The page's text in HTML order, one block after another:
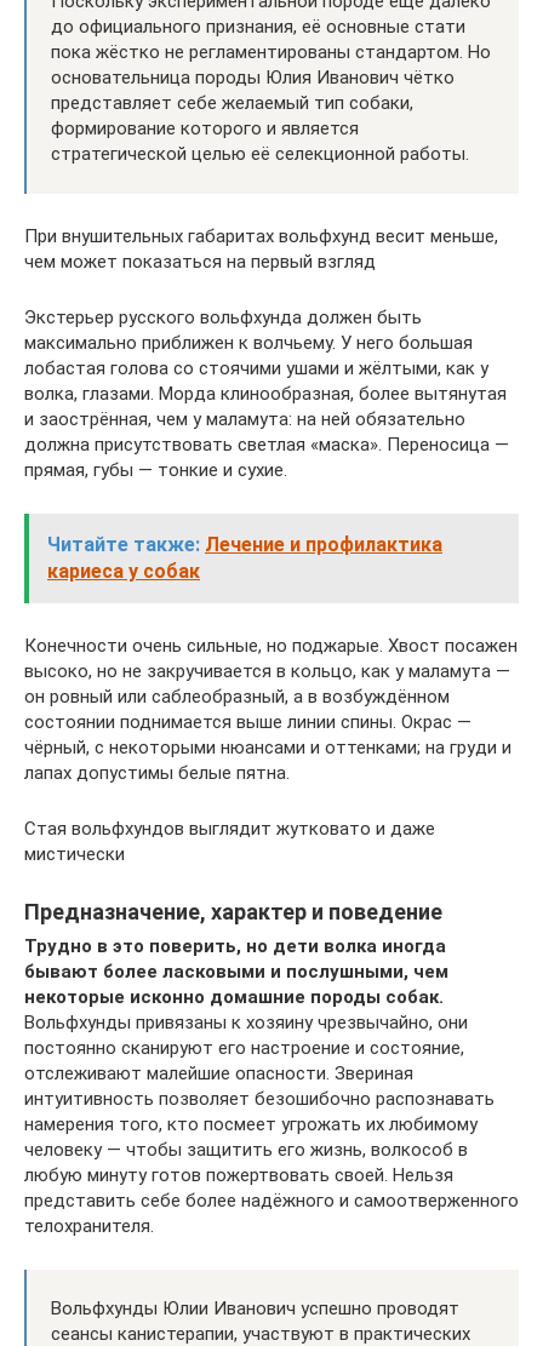
до официального признания, её основные стати
пока жёстко не регламентированы стандартом. Но
основательница породы Юлия Иванович чётко
представляет себе желаемый тип собаки,
формирование которого и является
стратегической целью её селекционной работы.
При внушительных габаритах вольфхунд весит меньше,
чем может показаться на первый взгляд
Экстерьер русского вольфхунда должен быть
максимально приближен к волчьему. У него большая
лобастая голова со стоячими ушами и жёлтыми, как у
волка, глазами. Морда клинообразная, более вытянутая
и заострённая, чем у маламута: на ней обязательно
должна присутствовать светлая «маска». Переносица —
прямая, губы — тонкие и сухие.
Читайте также: Лечение и профилактика
кариеса у собак
Конечности очень сильные, но поджарые. Хвост посажен
высоко, но не закручивается в кольцо, как у маламута —
он ровный или саблеобразный, а в возбуждённом
состоянии поднимается выше линии спины. Окрас —
чёрный, с некоторыми нюансами и оттенками; на груди и
лапах допустимы белые пятна.
Стая вольфхундов выглядит жутковато и даже
мистически
Предназначение, характер и поведение
Трудно в это поверить, но дети волка иногда
бывают более ласковыми и послушными, чем
некоторые исконно домашние породы собак.
Вольфхунды привязаны к хозяину чрезвычайно, они
постоянно сканируют его настроение и состояние,
отслеживают малейшие опасности. Звериная
интуитивность позволяет безошибочно распознавать
намерения того, кто посмеет угрожать их любимому
человеку — чтобы защитить его жизнь, волкособ в
любую минуту готов пожертвовать своей. Нельзя
представить себе более надёжного и самоотверженного
телохранителя.
Вольфхунды Юлии Иванович успешно проводят
сеансы канистерапии, участвуют в практических